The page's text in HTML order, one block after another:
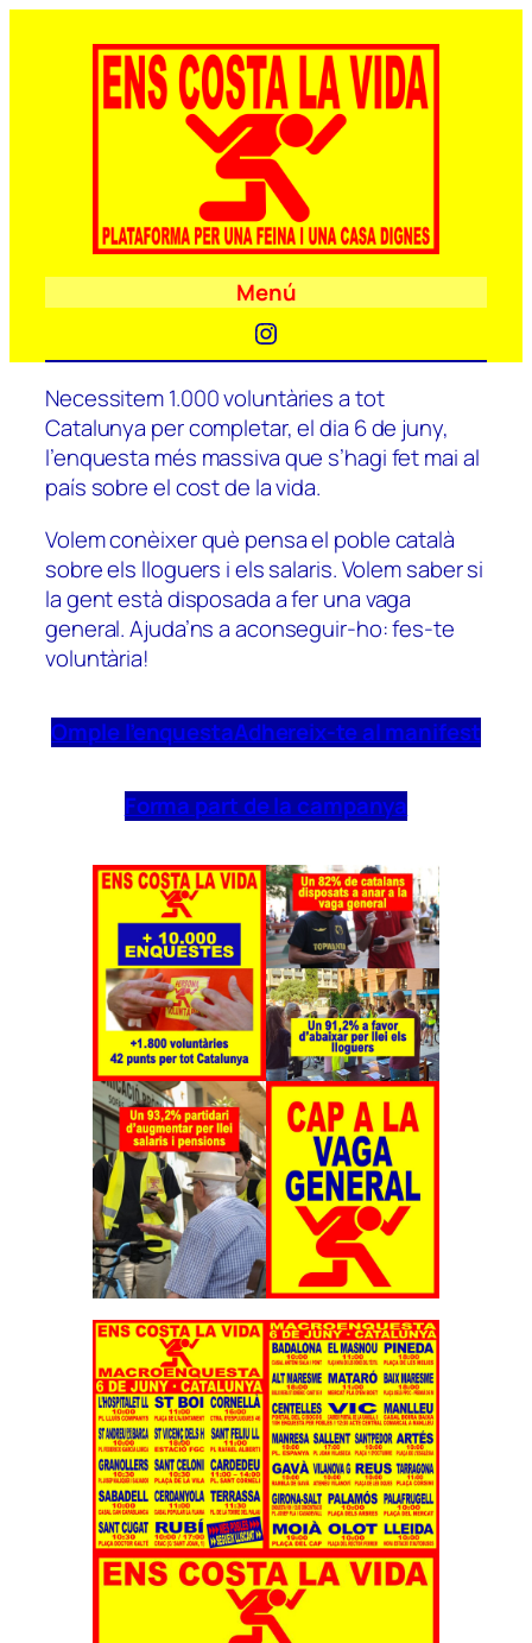
Menú
Instagram
Necessitem 1.000 voluntàries a tot
Catalunya per completar, el dia 6 de juny,
l’enquesta més massiva que s’hagi fet mai al
país sobre el cost de la vida.
Volem conèixer què pensa el poble català
sobre els lloguers i els salaris. Volem saber si
la gent està disposada a fer una vaga
general. Ajuda’ns a aconseguir-ho: fes-te
voluntària!
Omple l’enquestaAdhereix-te al manifest
Forma part de la campanya